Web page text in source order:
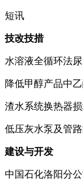
短讯
技改技措
水溶液全循环法
降低甲醇产品中
渣水系统换热器
低压灰水泵及管
建设与开发
中国石化洛阳分